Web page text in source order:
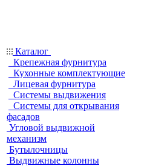
Каталог
Крепежная фурнитура
Кухонные комплектующие
Лицевая фурнитура
Системы выдвижения
Системы для открывания
фасадов
Угловой выдвижной
механизм
Бутылочницы
Выдвижные колонны